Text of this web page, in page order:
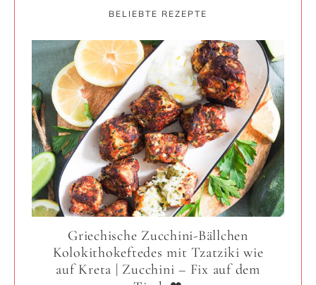
BELIEBTE REZEPTE
Griechische Zucchini-Bällchen
Kolokithokeftedes mit Tzatziki wie
auf Kreta | Zucchini – Fix auf dem